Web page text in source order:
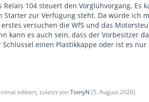
Relais 104 steuert den Vorglühvorgang.
Starter zur Verfügung steht. Da würde ich
erstes versuchen die WfS und das
kann es auch sein, dass der Vorbesitzer
Schlüssel einen Plastikkappe oder ist es
editiert, zuletzt vonTomyN (5. August 2020)